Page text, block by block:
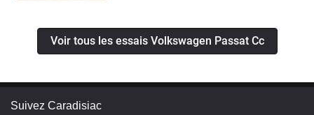
Voir tous les essais Volkswagen Passat Cc
Suivez Caradisiac